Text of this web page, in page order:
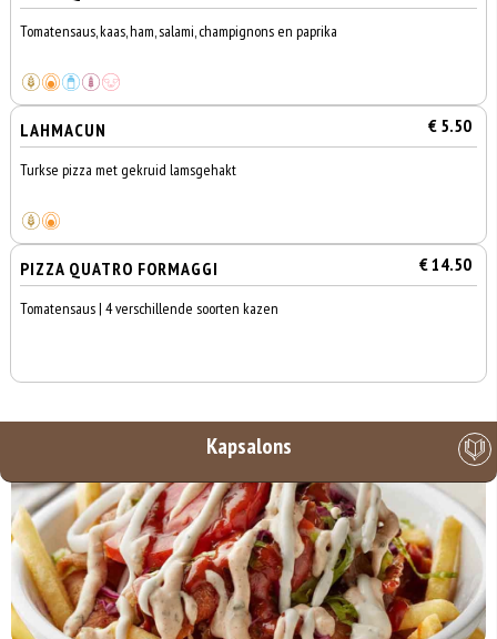
Tomatensaus, kaas, ham, salami, champignons en paprika
LAHMACUN € 5.50
Turkse pizza met gekruid lamsgehakt
PIZZA QUATRO FORMAGGI € 14.50
Tomatensaus | 4 verschillende soorten kazen
Kapsalons